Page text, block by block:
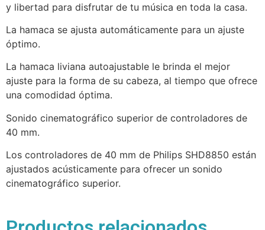
y libertad para disfrutar de tu música en toda la casa.
La hamaca se ajusta automáticamente para un ajuste
óptimo.
La hamaca liviana autoajustable le brinda el mejor
ajuste para la forma de su cabeza, al tiempo que ofrece
una comodidad óptima.
Sonido cinematográfico superior de controladores de
40 mm.
Los controladores de 40 mm de Philips SHD8850 están
ajustados acústicamente para ofrecer un sonido
cinematográfico superior.